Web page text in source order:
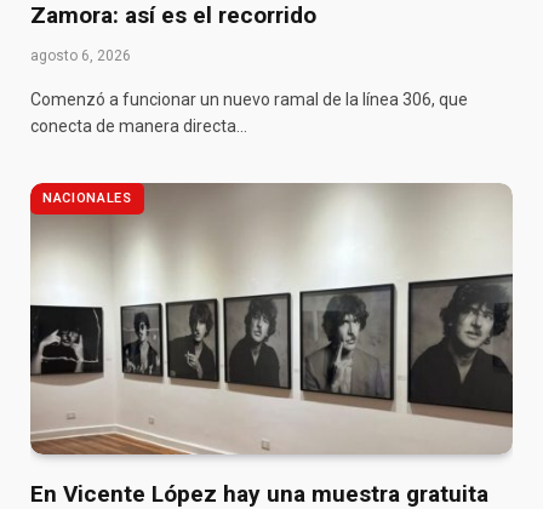
Zamora: así es el recorrido
agosto 6, 2026
Comenzó a funcionar un nuevo ramal de la línea 306, que
conecta de manera directa…
NACIONALES
En Vicente López hay una muestra gratuita